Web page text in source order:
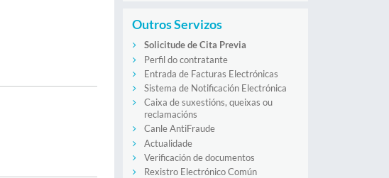
Outros Servizos
Solicitude de Cita Previa
Perfil do contratante
Entrada de Facturas Electrónicas
Sistema de Notificación Electrónica
Caixa de suxestións, queixas ou
reclamacións
Canle AntiFraude
Actualidade
Verificación de documentos
Rexistro Electrónico Común